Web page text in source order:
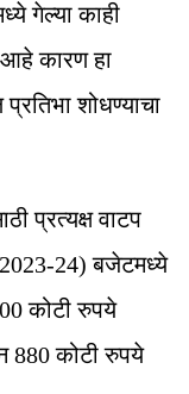
गेल्या काही
आहे कारण हा
शोधण्याचा
प्रत्यक्ष वाटप
24) बजेटमध्ये
कोटी रुपये
880 कोटी रुपये